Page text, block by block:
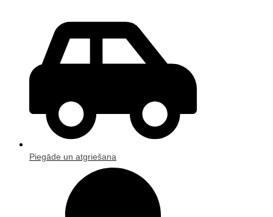
Piegāde un atgriešana